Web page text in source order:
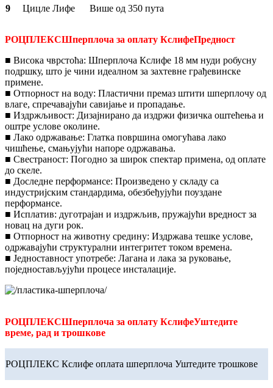
9 Цицле Лифе Више од 350 пута
РОЦПЛЕКСШперплоча за оплату КслифеПредност
■ Висока чврстоћа: Шперплоча Кслифе 18 мм нуди робусну
подршку, што је чини идеалном за захтевне грађевинске
примене.
■ Отпорност на воду: Пластични премаз штити шперплочу од
влаге, спречавајући савијање и пропадање.
■ Издржљивост: Дизајнирано да издржи физичка оштећења и
оштре услове околине.
■ Лако одржавање: Глатка површина омогућава лако
чишћење, смањујући напоре одржавања.
■ Свестраност: Погодно за широк спектар примена, од оплате
до скеле.
■ Доследне перформансе: Произведено у складу са
индустријским стандардима, обезбеђујући поуздане
перформансе.
■ Исплатив: дуготрајан и издржљив, пружајући вредност за
новац на дуги рок.
■ Отпорност на животну средину: Издржава тешке услове,
одржавајући структурални интегритет током времена.
■ Једноставност употребе: Лагана и лака за руковање,
поједностављујући процесе инсталације.
РОЦПЛЕКСШперплоча за оплату КслифеУштедите
време, рад и трошкове
РОЦПЛЕКС Кслифе оплата шперплоча Уштедите трошкове